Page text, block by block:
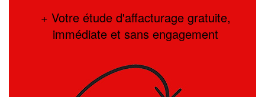
+ Votre étude d'affacturage gratuite,
immédiate et sans engagement